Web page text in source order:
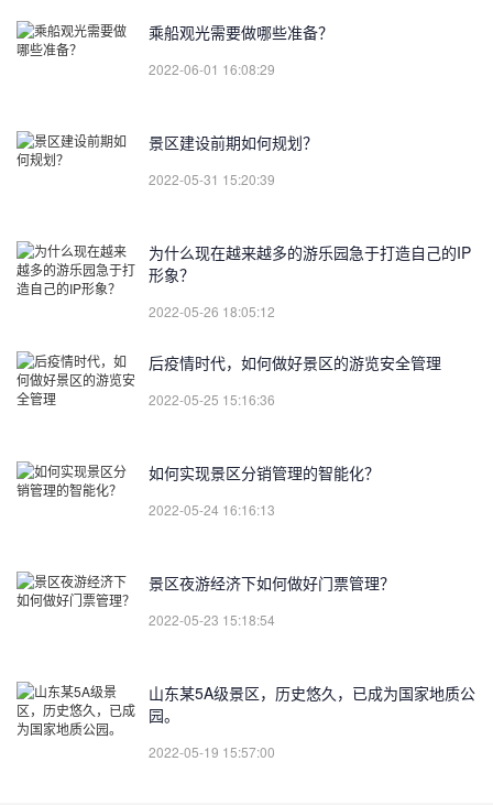
乘船观光需要做哪些准备？
2022-06-01 16:08:29
景区建设前期如何规划？
2022-05-31 15:20:39
为什么现在越来越多的游乐园急于打造自己的IP
形象？
2022-05-26 18:05:12
后疫情时代，如何做好景区的游览安全管理
2022-05-25 15:16:36
如何实现景区分销管理的智能化？
2022-05-24 16:16:13
景区夜游经济下如何做好门票管理？
2022-05-23 15:18:54
山东某5A级景区，历史悠久，已成为国家地质公
园。
2022-05-19 15:57:00